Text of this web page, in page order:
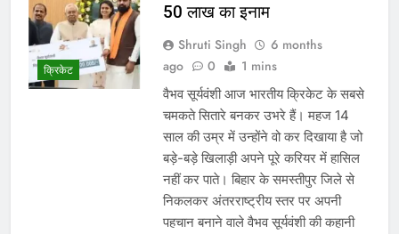
क्रिकेट
50 लाख का इनाम
Shruti Singh
6 months
ago
0 1 mins
वैभव सूर्यवंशी आज भारतीय क्रिकेट के सबसे
चमकते सितारे बनकर उभरे हैं। महज 14
साल की उम्र में उन्होंने वो कर दिखाया है जो
बड़े-बड़े खिलाड़ी अपने पूरे करियर में हासिल
नहीं कर पाते। बिहार के समस्तीपुर जिले से
निकलकर अंतरराष्ट्रीय स्तर पर अपनी
पहचान बनाने वाले वैभव सूर्यवंशी की कहानी